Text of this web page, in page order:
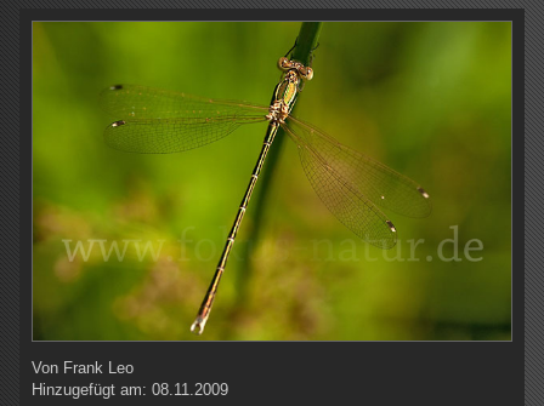
Von Frank Leo
Hinzugefügt am: 08.11.2009